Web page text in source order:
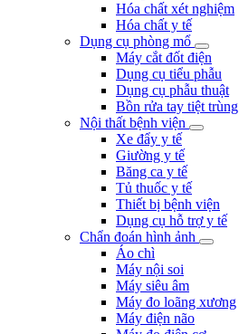
Hóa chất xét nghiệm
Hóa chất y tế
Dụng cụ phòng mổ
Máy cắt đốt điện
Dụng cụ tiểu phẫu
Dụng cụ phẫu thuật
Bồn rửa tay tiệt trùng
Nội thất bệnh viện
Xe đẩy y tế
Giường y tế
Băng ca y tế
Tủ thuốc y tế
Thiết bị bệnh viện
Dụng cụ hỗ trợ y tế
Chẩn đoán hình ảnh
Áo chì
Máy nội soi
Máy siêu âm
Máy đo loãng xương
Máy điện não